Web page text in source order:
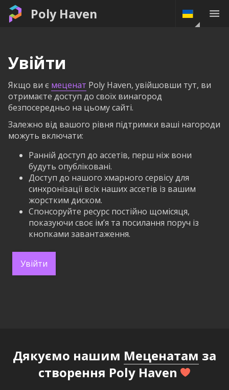
Poly Haven
Увійти
Якщо ви є меценат Poly Haven, увійшовши тут, ви
отримаєте доступ до своїх винагород
безпосередньо на цьому сайті.
Залежно від вашого рівня підтримки ваші нагороди
можуть включати:
Ранній доступ до ассетів, перш ніж вони
будуть опубліковані.
Доступ до нашого хмарного сервісу для
синхронізації всіх наших ассетів із вашим
жорстким диском.
Спонсоруйте ресурс постійно щомісяця,
показуючи своє ім’я та посилання поруч із
кнопками завантаження.
Увійти
Дякуємо нашим Меценатам за
створення Poly Haven